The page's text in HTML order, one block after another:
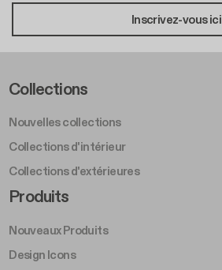
Inscrivez-vous ici
Footer Left Middle A
Collections
Nouvelles collections
Collections d'intérieur
Collections d'extérieures
Footer Right Middle A
Produits
Nouveaux Produits
Design Icons